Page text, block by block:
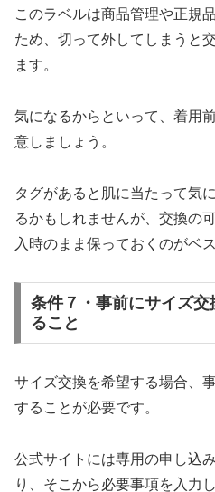
このラベルは商品管理や正規
ため、切って外してしまうと
ます。
気になるからといって、着用
意しましょう。
タグがあると肌に当たって気
るかもしれませんが、交換の
入時のまま保っておくのがベス
条件７・事前にサイズ
ること
サイズ交換を希望する場合、
することが必要です。
公式サイトには専用の申し込
り、そこから必要事項を入力